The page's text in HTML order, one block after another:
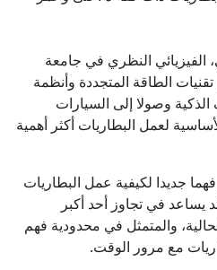
الفيزيائي النظري في جامعة
الطاقة المتجددة وأنظمة
وصولا إلى السيارات
لعمل البطاريات أكثر أهمية
جديدا لكيفية عمل البطاريات
يساعد في تجاوز أحد أكبر
والمتمثل في محدودية فهم
مع مرور الوقت.